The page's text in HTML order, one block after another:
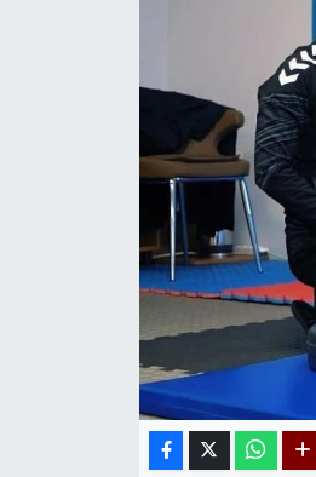
Kültür & Sanat
Teknoloji
Astroloji-Rüya